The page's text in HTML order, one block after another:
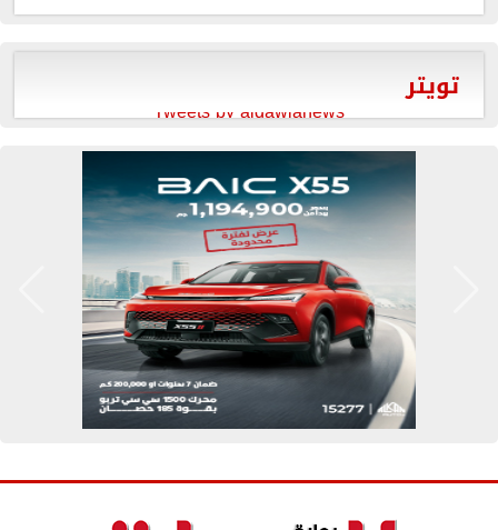
تويتر
Tweets by aldawlanews